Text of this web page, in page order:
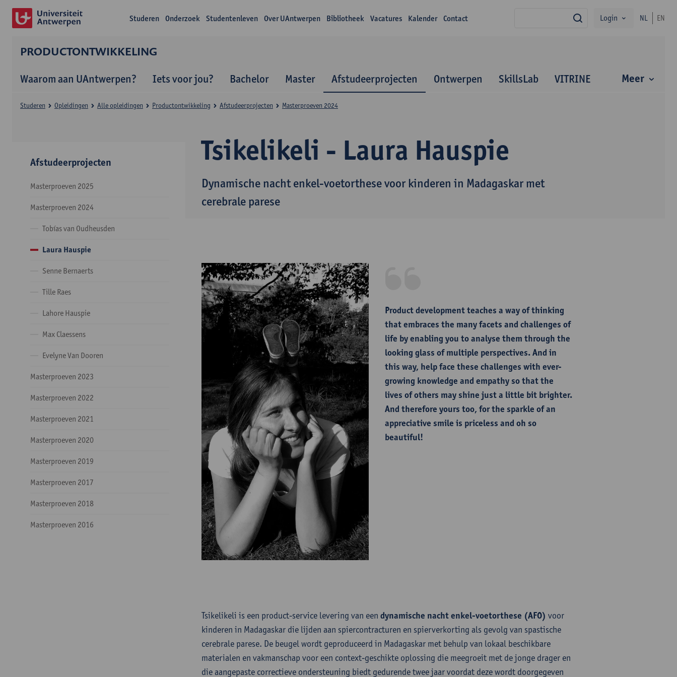
Studeren Onderzoek Studentenleven Over UAntwerpen Bibliotheek Vacatures Kalender Contact zoekLogin NL EN
PRODUCTONTWIKKELING
Waarom aan UAntwerpen? Iets voor jou? Bachelor Master Afstudeerprojecten Ontwerpen SkillsLab VITRINE Meer
Tsikelikeli - Laura Hauspie
Dynamische nacht enkel-voetorthese voor kinderen in Madagaskar met
cerebrale parese
Studeren Opleidingen Alle opleidingen Productontwikkeling Afstudeerprojecten Masterproeven 2024
Afstudeerprojecten
Masterproeven 2025
Masterproeven 2024
Tobías van Oudheusden
Laura Hauspie
Senne Bernaerts
Tille Raes
Lahore Hauspie
Max Claessens
Evelyne Van Dooren
Masterproeven 2023
Masterproeven 2022
Masterproeven 2021
Masterproeven 2020
Masterproeven 2019
Masterproeven 2017
Masterproeven 2018
Masterproeven 2016
Product development teaches a way of thinking
that embraces the many facets and challenges of
life by enabling you to analyse them through the
looking glass of multiple perspectives. And in
this way, help face these challenges with ever-
growing knowledge and empathy so that the
lives of others may shine just a little bit brighter.
And therefore yours too, for the sparkle of an
appreciative smile is priceless and oh so
beautiful!
Tsikelikeli is een product-service levering van een dynamische nacht enkel-voetorthese (AFO) voor
kinderen in Madagaskar die lijden aan spiercontracturen en spierverkorting als gevolg van spastische
cerebrale parese. De beugel wordt geproduceerd in Madagaskar met behulp van lokaal beschikbare
materialen en vakmanschap voor een context-geschikte oplossing die meegroeit met de jonge drager en
die aangepaste correctieve ondersteuning biedt gedurende twee jaar voordat deze wordt doorgegeven